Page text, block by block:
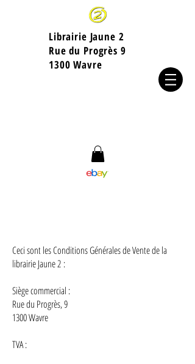
Librairie Jaune 2
​Rue du Progrès 9
1300 Wavre
Ceci sont les Conditions Générales de Vente de la
librairie Jaune 2 :
Siège commercial :
Rue du Progrès, 9
1300 Wavre
TVA :